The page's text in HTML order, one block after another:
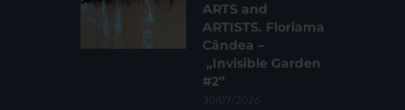
ARTS and
ARTISTS. Floriama
Cândea –
„Invisible Garden
#2”
30/07/2026